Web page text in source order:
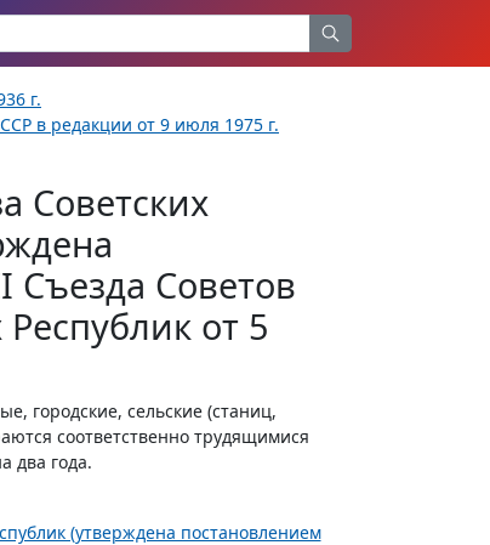
г.
в редакции от 9 июля 1975 г.
Советских
Съезда Советов
от 5
городские, сельские (станиц,
соответственно трудящимися
два года.
(утверждена постановлением